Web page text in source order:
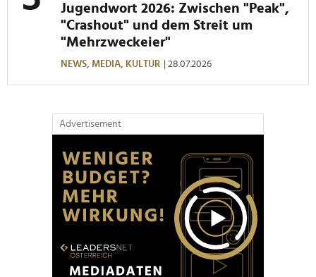
Jugendwort 2026: Zwischen "Peak",
"Crashout" und dem Streit um
"Mehrzweckeier"
NEWS, MEDIA, KULTUR | 28.07.2026
Advertisement